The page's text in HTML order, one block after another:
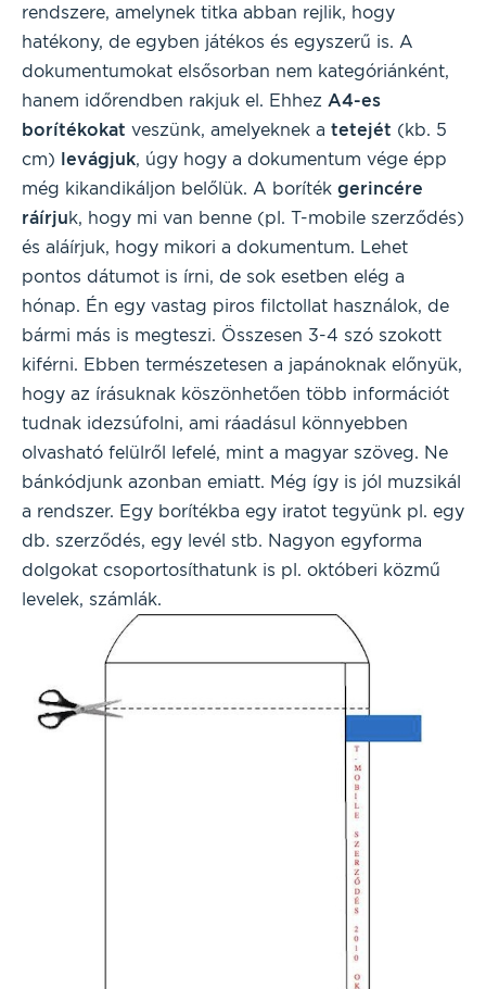
rendszere, amelynek titka abban rejlik, hogy
hatékony, de egyben játékos és egyszerű is. A
dokumentumokat elsősorban nem kategóriánként,
hanem időrendben rakjuk el. Ehhez A4-es
borítékokat veszünk, amelyeknek a tetejét (kb. 5
cm) levágjuk, úgy hogy a dokumentum vége épp
még kikandikáljon belőlük. A boríték gerincére
ráírjuk, hogy mi van benne (pl. T-mobile szerződés)
és aláírjuk, hogy mikori a dokumentum. Lehet
pontos dátumot is írni, de sok esetben elég a
hónap. Én egy vastag piros filctollat használok, de
bármi más is megteszi. Összesen 3-4 szó szokott
kiférni. Ebben természetesen a japánoknak előnyük,
hogy az írásuknak köszönhetően több információt
tudnak idezsúfolni, ami ráadásul könnyebben
olvasható felülről lefelé, mint a magyar szöveg. Ne
bánkódjunk azonban emiatt. Még így is jól muzsikál
a rendszer. Egy borítékba egy iratot tegyünk pl. egy
db. szerződés, egy levél stb. Nagyon egyforma
dolgokat csoportosíthatunk is pl. októberi közmű
levelek, számlák.